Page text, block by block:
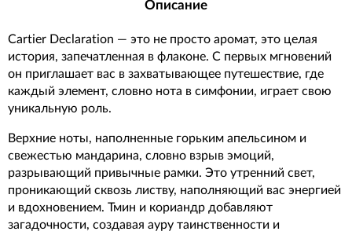
Описание
Cartier Declaration — это не просто аромат, это целая
история, запечатленная в флаконе. С первых мгновений
он приглашает вас в захватывающее путешествие, где
каждый элемент, словно нота в симфонии, играет свою
уникальную роль.
Верхние ноты, наполненные горьким апельсином и
свежестью мандарина, словно взрыв эмоций,
разрывающий привычные рамки. Это утренний свет,
проникающий сквозь листву, наполняющий вас энергией
и вдохновением. Тмин и кориандр добавляют
загадочности, создавая ауру таинственности и